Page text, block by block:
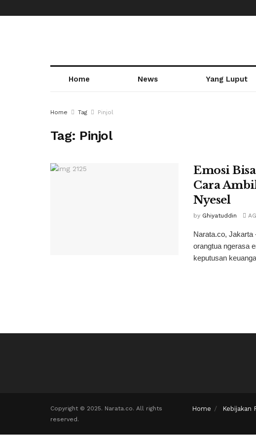
Home News Yang Luput
Home Tag Pinjol
Tag: Pinjol
Emosi
Cara
Nyesel
by Ghiyatuddin
Narata.co, Jakarta
orangtua ngerasa
keputusan
Home Kebijakan
Copyright © 2025. Narata.co. All rights
reserved.